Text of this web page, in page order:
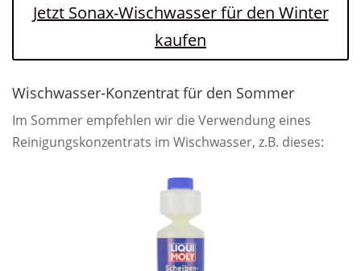
Jetzt Sonax-Wischwasser für den Winter
kaufen
Wischwasser-Konzentrat für den Sommer
Im Sommer empfehlen wir die Verwendung eines
Reinigungskonzentrats im Wischwasser, z.B. dieses: